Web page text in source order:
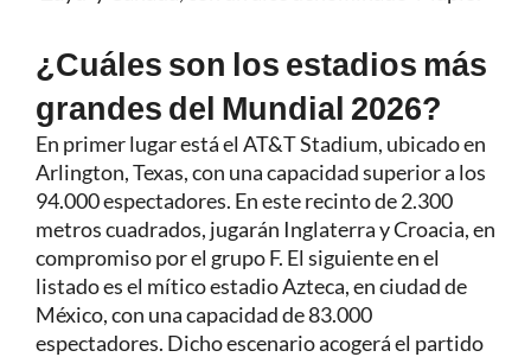
¿Cuáles son los estadios más
grandes del Mundial 2026?
En primer lugar está el AT&T Stadium, ubicado en
Arlington, Texas, con una capacidad superior a los
94.000 espectadores. En este recinto de 2.300
metros cuadrados, jugarán Inglaterra y Croacia, en
compromiso por el grupo F. El siguiente en el
listado es el mítico estadio Azteca, en ciudad de
México, con una capacidad de 83.000
espectadores. Dicho escenario acogerá el partido